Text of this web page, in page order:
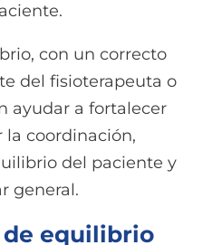
con un correcto
del fisioterapeuta o
ayudar a fortalecer
la coordinación,
del paciente y
general.
de equilibrio